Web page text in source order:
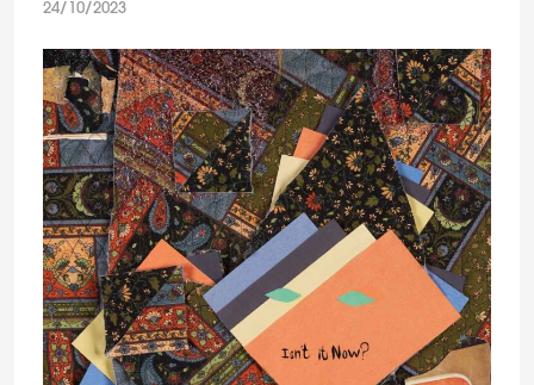
24/10/2023